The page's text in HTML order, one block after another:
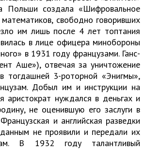
Польши создала «Шифровальное
свободно говоривших
им лишь после 4 лет топтания
в лице офицера минобороны
в 1931 году французами. Ганс-
Аше»), отвечая за уничтожение
тогдашней 3-роторной «Энигмы»,
Добыл им и инструкции на
аристократ нуждался в деньгах и
не оценившую его заслуги в
и английская разведки
не проявили и передали их
В 1932 году талантливый